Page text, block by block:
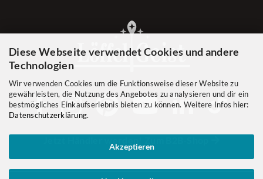
Diese Webseite verwendet Cookies und andere
Technologien
Wir verwenden Cookies um die Funktionsweise dieser Website zu
gewährleisten, die Nutzung des Angebotes zu analysieren und dir ein
bestmögliches Einkaufserlebnis bieten zu können. Weitere Infos hier:
Datenschutzerklärung.
Akzeptieren